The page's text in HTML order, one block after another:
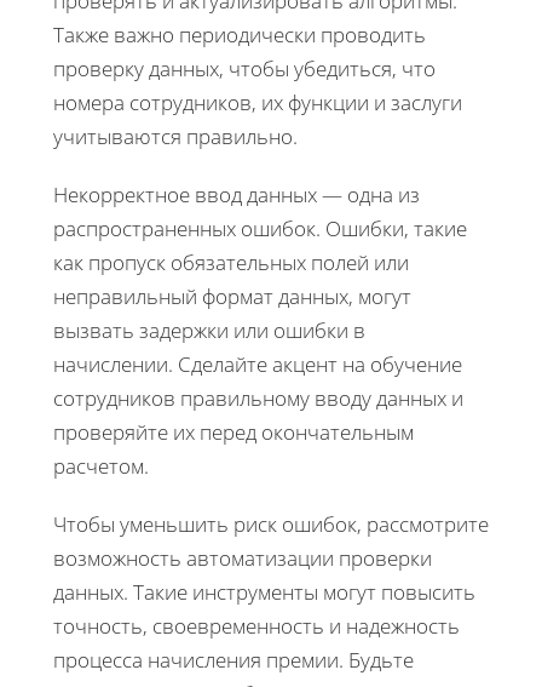
Также важно периодически проводить
проверку данных, чтобы убедиться, что
номера сотрудников, их функции и заслуги
учитываются правильно.
Некорректное ввод данных — одна из
распространенных ошибок. Ошибки, такие
как пропуск обязательных полей или
неправильный формат данных, могут
вызвать задержки или ошибки в
начислении. Сделайте акцент на обучение
сотрудников правильному вводу данных и
проверяйте их перед окончательным
расчетом.
Чтобы уменьшить риск ошибок, рассмотрите
возможность автоматизации проверки
данных. Такие инструменты могут повысить
точность, своевременность и надежность
процесса начисления премии. Будьте